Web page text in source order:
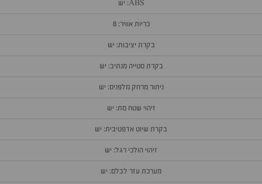
ABS: יש
כריות אוויר: 8
בקרת יציבות: יש
בקרת סטייה מנתיב: יש
ניתור מרחק מלפנים: יש
זיהוי שטח מת: יש
בקרת שיוט אדפטיבית: יש
זיהוי הולכי רגל: יש
מערכת עזר לבלם: יש